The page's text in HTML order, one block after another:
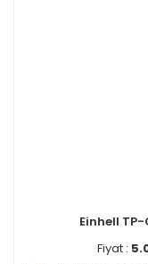
Einhell TP-
Fiyat :